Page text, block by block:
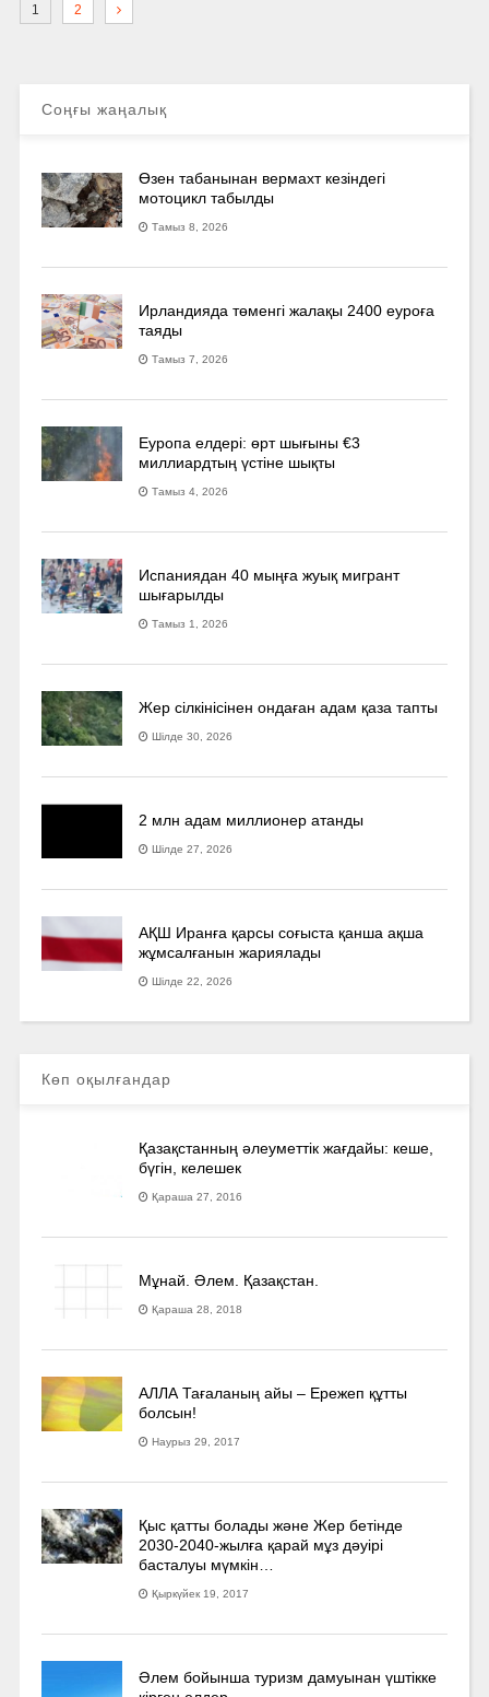
1 2
Соңғы жаңалық
Өзен табанынан вермахт кезіндегі
мотоцикл табылды
Тамыз 8, 2026
Ирландияда төменгі жалақы 2400 еуроға
таяды
Тамыз 7, 2026
Еуропа елдері: өрт шығыны €3
миллиардтың үстіне шықты
Тамыз 4, 2026
Испаниядан 40 мыңға жуық мигрант
шығарылды
Тамыз 1, 2026
Жер сілкінісінен ондаған адам қаза тапты
Шілде 30, 2026
2 млн адам миллионер атанды
Шілде 27, 2026
АҚШ Иранға қарсы соғыста қанша ақша
жұмсалғанын жариялады
Шілде 22, 2026
Көп оқылғандар
Қазақстанның әлеуметтік жағдайы: кеше,
бүгін, келешек
Қараша 27, 2016
Мұнай. Әлем. Қазақстан.
Қараша 28, 2018
АЛЛА Тағаланың айы – Ережеп құтты
болсын!
Наурыз 29, 2017
Қыс қатты болады және Жер бетінде
2030-2040­-жылға қарай мұз дәуірі
басталуы мүмкін…
Қыркүйек 19, 2017
Әлем бойынша туризм дамуынан үштікке